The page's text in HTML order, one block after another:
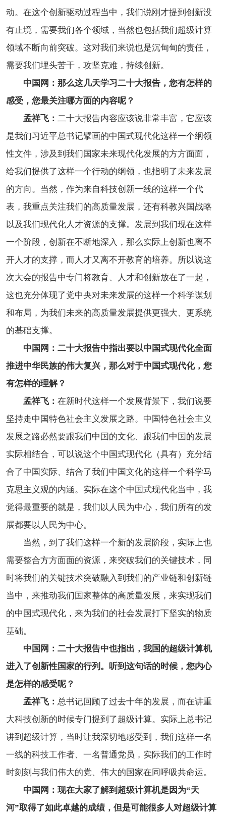
动。在这个创新驱动过程当中，我们说刚才提到创新没
有止境，需要我们各个领域，当然也包括我们超级计算
领域不断向前突破。这对我们来说也是沉甸甸的责任，
需要我们埋头苦干，攻坚克难，持续创新。
中国网：那么这几天学习二十大报告，您有怎样的
感受，您最关注哪方面的内容呢？
孟祥飞： 二十大报告内容应该说非常丰富，它应该
是我们习近平总书记擘画的中国式现代化这样一个纲领
性文件，涉及到我们国家未来现代化发展的方方面面，
给我们提供了这样一个行动的纲领，也指明了未来发展
的方向。当然，作为来自科技创新一线的这样一个代
表，我重点关注我们的高质量发展，还有科教兴国战略
以及我们现代化人才资源的支撑。发展到我们现在这样
一个阶段，创新在不断地深入，那么实际上创新也离不
开人才的支撑，而人才又离不开教育的培养。所以说这
次大会的报告中专门将教育、人才和创新放在了一起，
这也充分体现了党中央对未来发展的这样一个科学谋划
和布局，为我们未来的高质量发展提供更强大、更系统
的基础支撑。
中国网：二十大报告中指出要以中国式现代化全面
推进中华民族的伟大复兴，那么对于中国式现代化，您
有怎样的理解？
孟祥飞： 在新时代这样一个发展背景下，我们说要
坚持走中国特色社会主义发展之路。中国特色社会主义
发展之路必然要跟我们中国的文化、跟我们中国的发展
实际相结合，可以说这个中国式现代化（具有）充分结
合了中国实际、结合了我们中国文化的这样一个科学马
克思主义观的内涵。实际在这个中国式现代化当中，我
觉得最重要的就是，我们以人民为中心，我们所有的发
展都要以人民为中心。
当然，到了我们这样一个新的发展阶段，实际上也
需要整合方方面面的资源，来突破我们的关键技术，同
时将我们的关键技术突破融入到我们的产业链和创新链
当中，来推动我们国家整体的高质量发展，来实现我们
的中国式现代化，来为我们的社会发展打下坚实的物质
基础。
中国网：二十大报告中也指出，我国的超级计算机
进入了创新性国家的行列。听到这句话的时候，您内心
是怎样的感受呢？
孟祥飞： 总书记回顾了过去十年的发展，而在讲重
大科技创新的时候专门提到了超级计算。实际上总书记
讲到超级计算，当时让我深切地感受到，我们这样一名
一线的科技工作者、一名普通党员，实际我们的工作时
时刻刻与我们伟大的党、伟大的国家在同呼吸共命运。
中国网：现在大家了解到超级计算机是因为“天
河”取得了如此卓越的成绩，但是可能很多人对超级计算